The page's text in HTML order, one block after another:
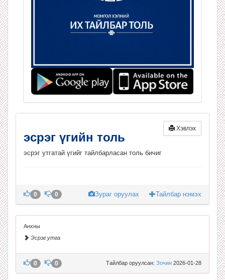
Хэвлэх
эсрэг үгийн толь
эсрэг утгатай үгийг тайлбарласан толь бичиг
Зураг оруулах Тайлбар нэмэх
0 0
Анхны
Эсрэг утга
Тайлбар оруулсан: Зочин 2026-01-28
0 0